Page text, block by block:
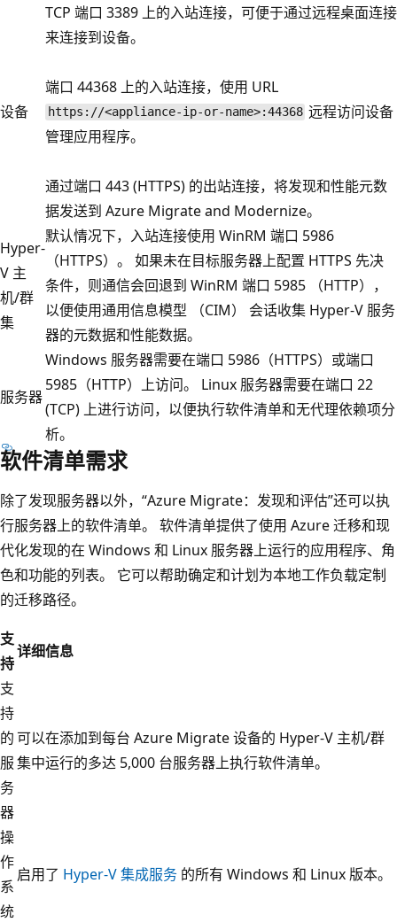
设备
TCP 端口 3389 上的入站连接，可便于通过远程桌面连接
来连接到设备。
端口 44368 上的入站连接，使用 URL
https://<appliance-ip-or-name>:44368 远程访问设备
管理应用程序。
通过端口 443 (HTTPS) 的出站连接，将发现和性能元数
据发送到 Azure Migrate and Modernize。
Hyper-
V 主
机/群
集
默认情况下，入站连接使用 WinRM 端口 5986
（HTTPS）。 如果未在目标服务器上配置 HTTPS 先决
条件，则通信会回退到 WinRM 端口 5985 （HTTP），
以便使用通用信息模型 （CIM） 会话收集 Hyper-V 服务
器的元数据和性能数据。
服务器
Windows 服务器需要在端口 5986（HTTPS）或端口
5985（HTTP）上访问。 Linux 服务器需要在端口 22
(TCP) 上进行访问，以便执行软件清单和无代理依赖项分
析。
软件清单需求
除了发现服务器以外，“Azure Migrate：发现和评估”还可以执
行服务器上的软件清单。 软件清单提供了使用 Azure 迁移和现
代化发现的在 Windows 和 Linux 服务器上运行的应用程序、角
色和功能的列表。 它可以帮助确定和计划为本地工作负载定制
的迁移路径。
支
持
详细信息
支
持
的
服
务
器
可以在添加到每台 Azure Migrate 设备的 Hyper-V 主机/群
集中运行的多达 5,000 台服务器上执行软件清单。
操
作
系
统
启用了 Hyper-V 集成服务 的所有 Windows 和 Linux 版本。